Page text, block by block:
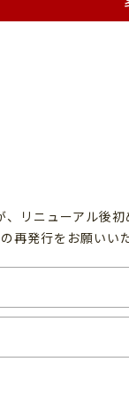
リニューアル後
再発行をお願いい